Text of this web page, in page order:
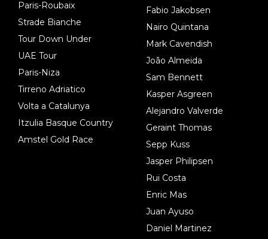
Paris-Roubaix
Strade Bianche
Tour Down Under
UAE Tour
Paris-Niza
Tirreno Adriatico
Volta a Catalunya
Itzulia Basque Country
Amstel Gold Race
Fabio Jakobsen
Nairo Quintana
Mark Cavendish
João Almeida
Sam Bennett
Kasper Asgreen
Alejandro Valverde
Geraint Thomas
Sepp Kuss
Jasper Philipsen
Rui Costa
Enric Mas
Juan Ayuso
Daniel Martinez